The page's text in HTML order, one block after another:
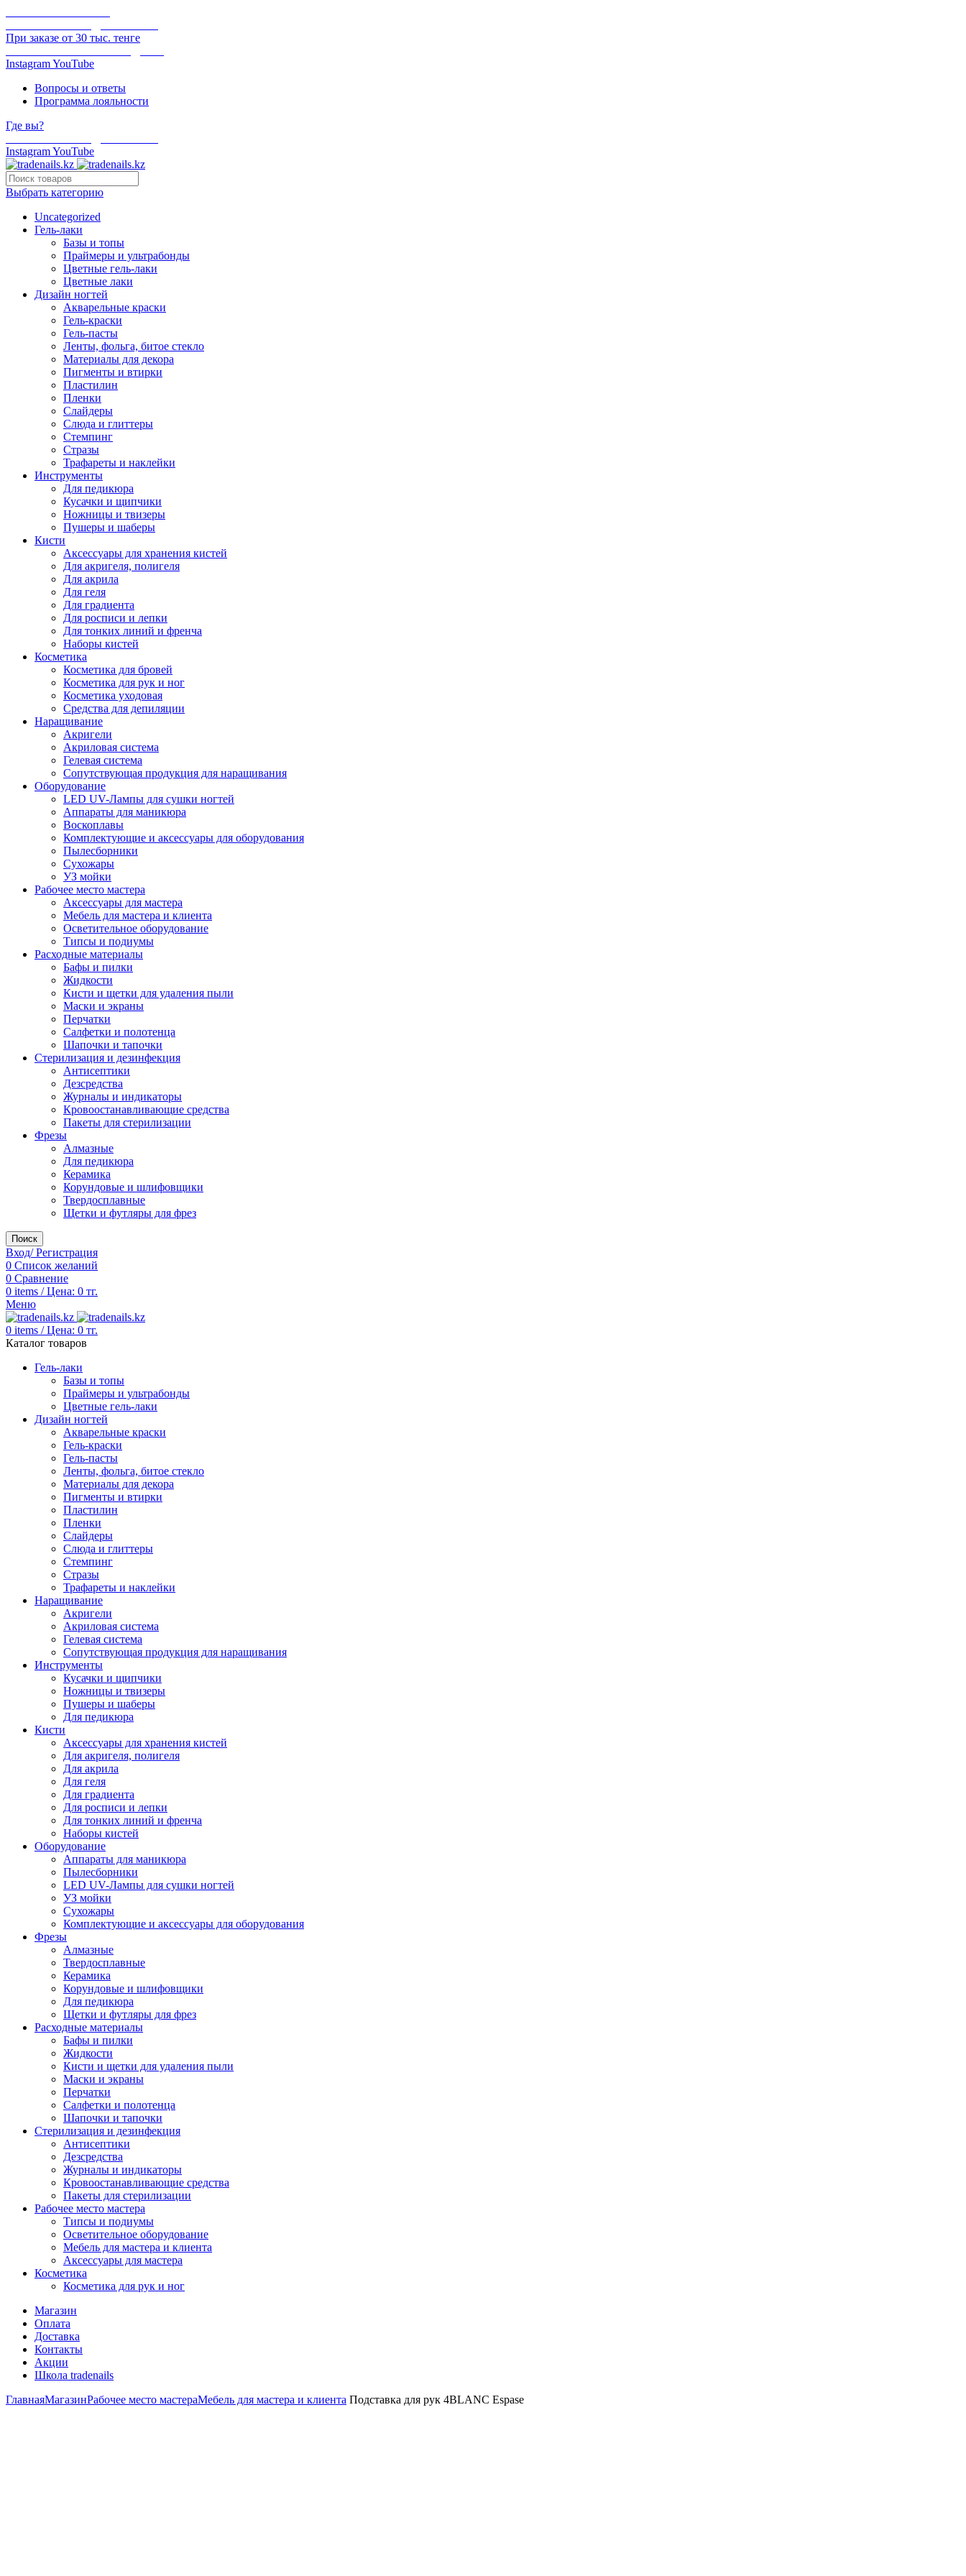
При заказе от 30 тыс. тенге
InstagramYouTube
Вопросы и ответы
Программа лояльности
Где вы?
InstagramYouTube
Выбрать категорию
Uncategorized
Гель-лаки
Базы и топы
Праймеры и ультрабонды
Цветные гель-лаки
Цветные лаки
Дизайн ногтей
Акварельные краски
Гель-краски
Гель-пасты
Ленты, фольга, битое стекло
Материалы для декора
Пигменты и втирки
Пластилин
Пленки
Слайдеры
Слюда и глиттеры
Стемпинг
Стразы
Трафареты и наклейки
Инструменты
Для педикюра
Кусачки и щипчики
Ножницы и твизеры
Пушеры и шаберы
Кисти
Аксессуары для хранения кистей
Для акригеля, полигеля
Для акрила
Для геля
Для градиента
Для росписи и лепки
Для тонких линий и френча
Наборы кистей
Косметика
Косметика для бровей
Косметика для рук и ног
Косметика уходовая
Средства для депиляции
Наращивание
Акригели
Акриловая система
Гелевая система
Сопутствующая продукция для наращивания
Оборудование
LED UV-Лампы для сушки ногтей
Аппараты для маникюра
Воскоплавы
Комплектующие и аксессуары для оборудования
Пылесборники
Сухожары
УЗ мойки
Рабочее место мастера
Аксессуары для мастера
Мебель для мастера и клиента
Осветительное оборудование
Типсы и подиумы
Расходные материалы
Бафы и пилки
Жидкости
Кисти и щетки для удаления пыли
Маски и экраны
Перчатки
Салфетки и полотенца
Шапочки и тапочки
Стерилизация и дезинфекция
Антисептики
Дезсредства
Журналы и индикаторы
Кровоостанавливающие средства
Пакеты для стерилизации
Фрезы
Алмазные
Для педикюра
Керамика
Корундовые и шлифовщики
Твердосплавные
Щетки и футляры для фрез
Поиск
Вход/ Регистрация
0 Список желаний
0 Сравнение
0 items / Цена: 0 тг.
Меню
0 items / Цена: 0 тг.
Каталог товаров
Гель-лаки
Базы и топы
Праймеры и ультрабонды
Цветные гель-лаки
Дизайн ногтей
Акварельные краски
Гель-краски
Гель-пасты
Ленты, фольга, битое стекло
Материалы для декора
Пигменты и втирки
Пластилин
Пленки
Слайдеры
Слюда и глиттеры
Стемпинг
Стразы
Трафареты и наклейки
Наращивание
Акригели
Акриловая система
Гелевая система
Сопутствующая продукция для наращивания
Инструменты
Кусачки и щипчики
Ножницы и твизеры
Пушеры и шаберы
Для педикюра
Кисти
Аксессуары для хранения кистей
Для акригеля, полигеля
Для акрила
Для геля
Для градиента
Для росписи и лепки
Для тонких линий и френча
Наборы кистей
Оборудование
Аппараты для маникюра
Пылесборники
LED UV-Лампы для сушки ногтей
УЗ мойки
Сухожары
Комплектующие и аксессуары для оборудования
Фрезы
Алмазные
Твердосплавные
Керамика
Корундовые и шлифовщики
Для педикюра
Щетки и футляры для фрез
Расходные материалы
Бафы и пилки
Жидкости
Кисти и щетки для удаления пыли
Маски и экраны
Перчатки
Салфетки и полотенца
Шапочки и тапочки
Стерилизация и дезинфекция
Антисептики
Дезсредства
Журналы и индикаторы
Кровоостанавливающие средства
Пакеты для стерилизации
Рабочее место мастера
Типсы и подиумы
Осветительное оборудование
Мебель для мастера и клиента
Аксессуары для мастера
Косметика
Косметика для рук и ног
Магазин
Оплата
Доставка
Контакты
Акции
Школа tradenails
ГлавнаяМагазинРабочее место мастераМебель для мастера и клиента Подставка для рук 4BLANC Espase